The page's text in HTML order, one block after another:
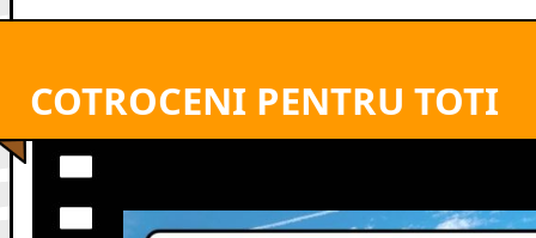
COTROCENI PENTRU TOTI